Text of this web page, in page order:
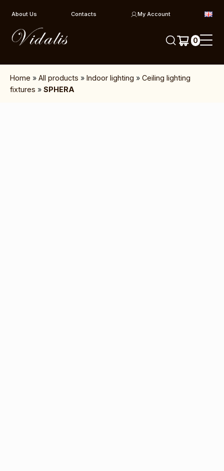
About Us Contacts My Account
0
Home »All products »Indoor lighting »Ceiling lighting
fixtures »SPHERA